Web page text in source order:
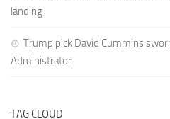
landing
Trump pick David Cummins
Administrator
TAG CLOUD